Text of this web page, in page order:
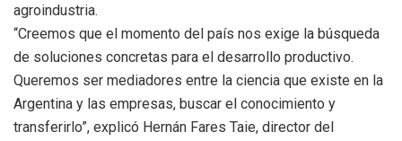
agroindustria.
“Creemos que el momento del país nos exige la búsqueda
de soluciones concretas para el desarrollo productivo.
Queremos ser mediadores entre la ciencia que existe en la
Argentina y las empresas, buscar el conocimiento y
transferirlo”, explicó Hernán Fares Taie, director del